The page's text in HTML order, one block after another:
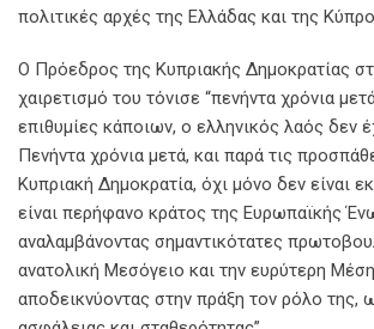
πολιτικές αρχές της Ελλάδας και της
Ο Πρόεδρος της Κυπριακής Δημοκρατίας
χαιρετισμό του τόνισε “πενήντα χρόνια
επιθυμίες κάποιων, ο ελληνικός λαός δεν
Πενήντα χρόνια μετά, και παρά τις
Κυπριακή Δημοκρατία, όχι μόνο δεν είναι
είναι περήφανο κράτος της Ευρωπαϊκής
αναλαμβάνοντας σημαντικότατες
ανατολική Μεσόγειο και την ευρύτερη
αποδεικνύοντας στην πράξη τον ρόλο της,